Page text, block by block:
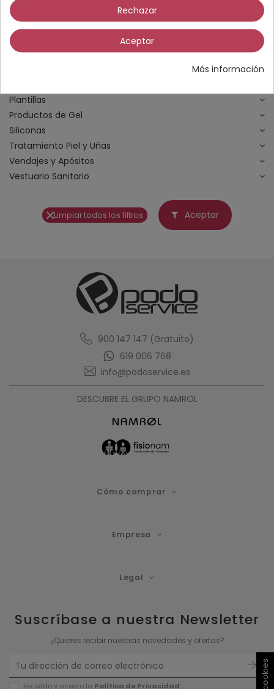
Fresas
Higiene y Desinfección
Instrumental
Material Didáctico
Plantillas
Productos de Gel
Siliconas
Tratamiento Piel y Uñas
Vendajes y Apósitos
Vestuario Sanitario
Limpiar todos los filtros Aceptar
900 147 147 (Gratuito)
619 006 768
info@podoservice.es
DESCUBRE EL GRUPO NAMROL
Cómo comprar
Empresa
Legal
Suscríbase a nuestra Newsletter
¿Quieres recibir nuestras novedades y ofertas?
He leído y acepto la Política de Privacidad.
Rechazar
Aceptar
Más información